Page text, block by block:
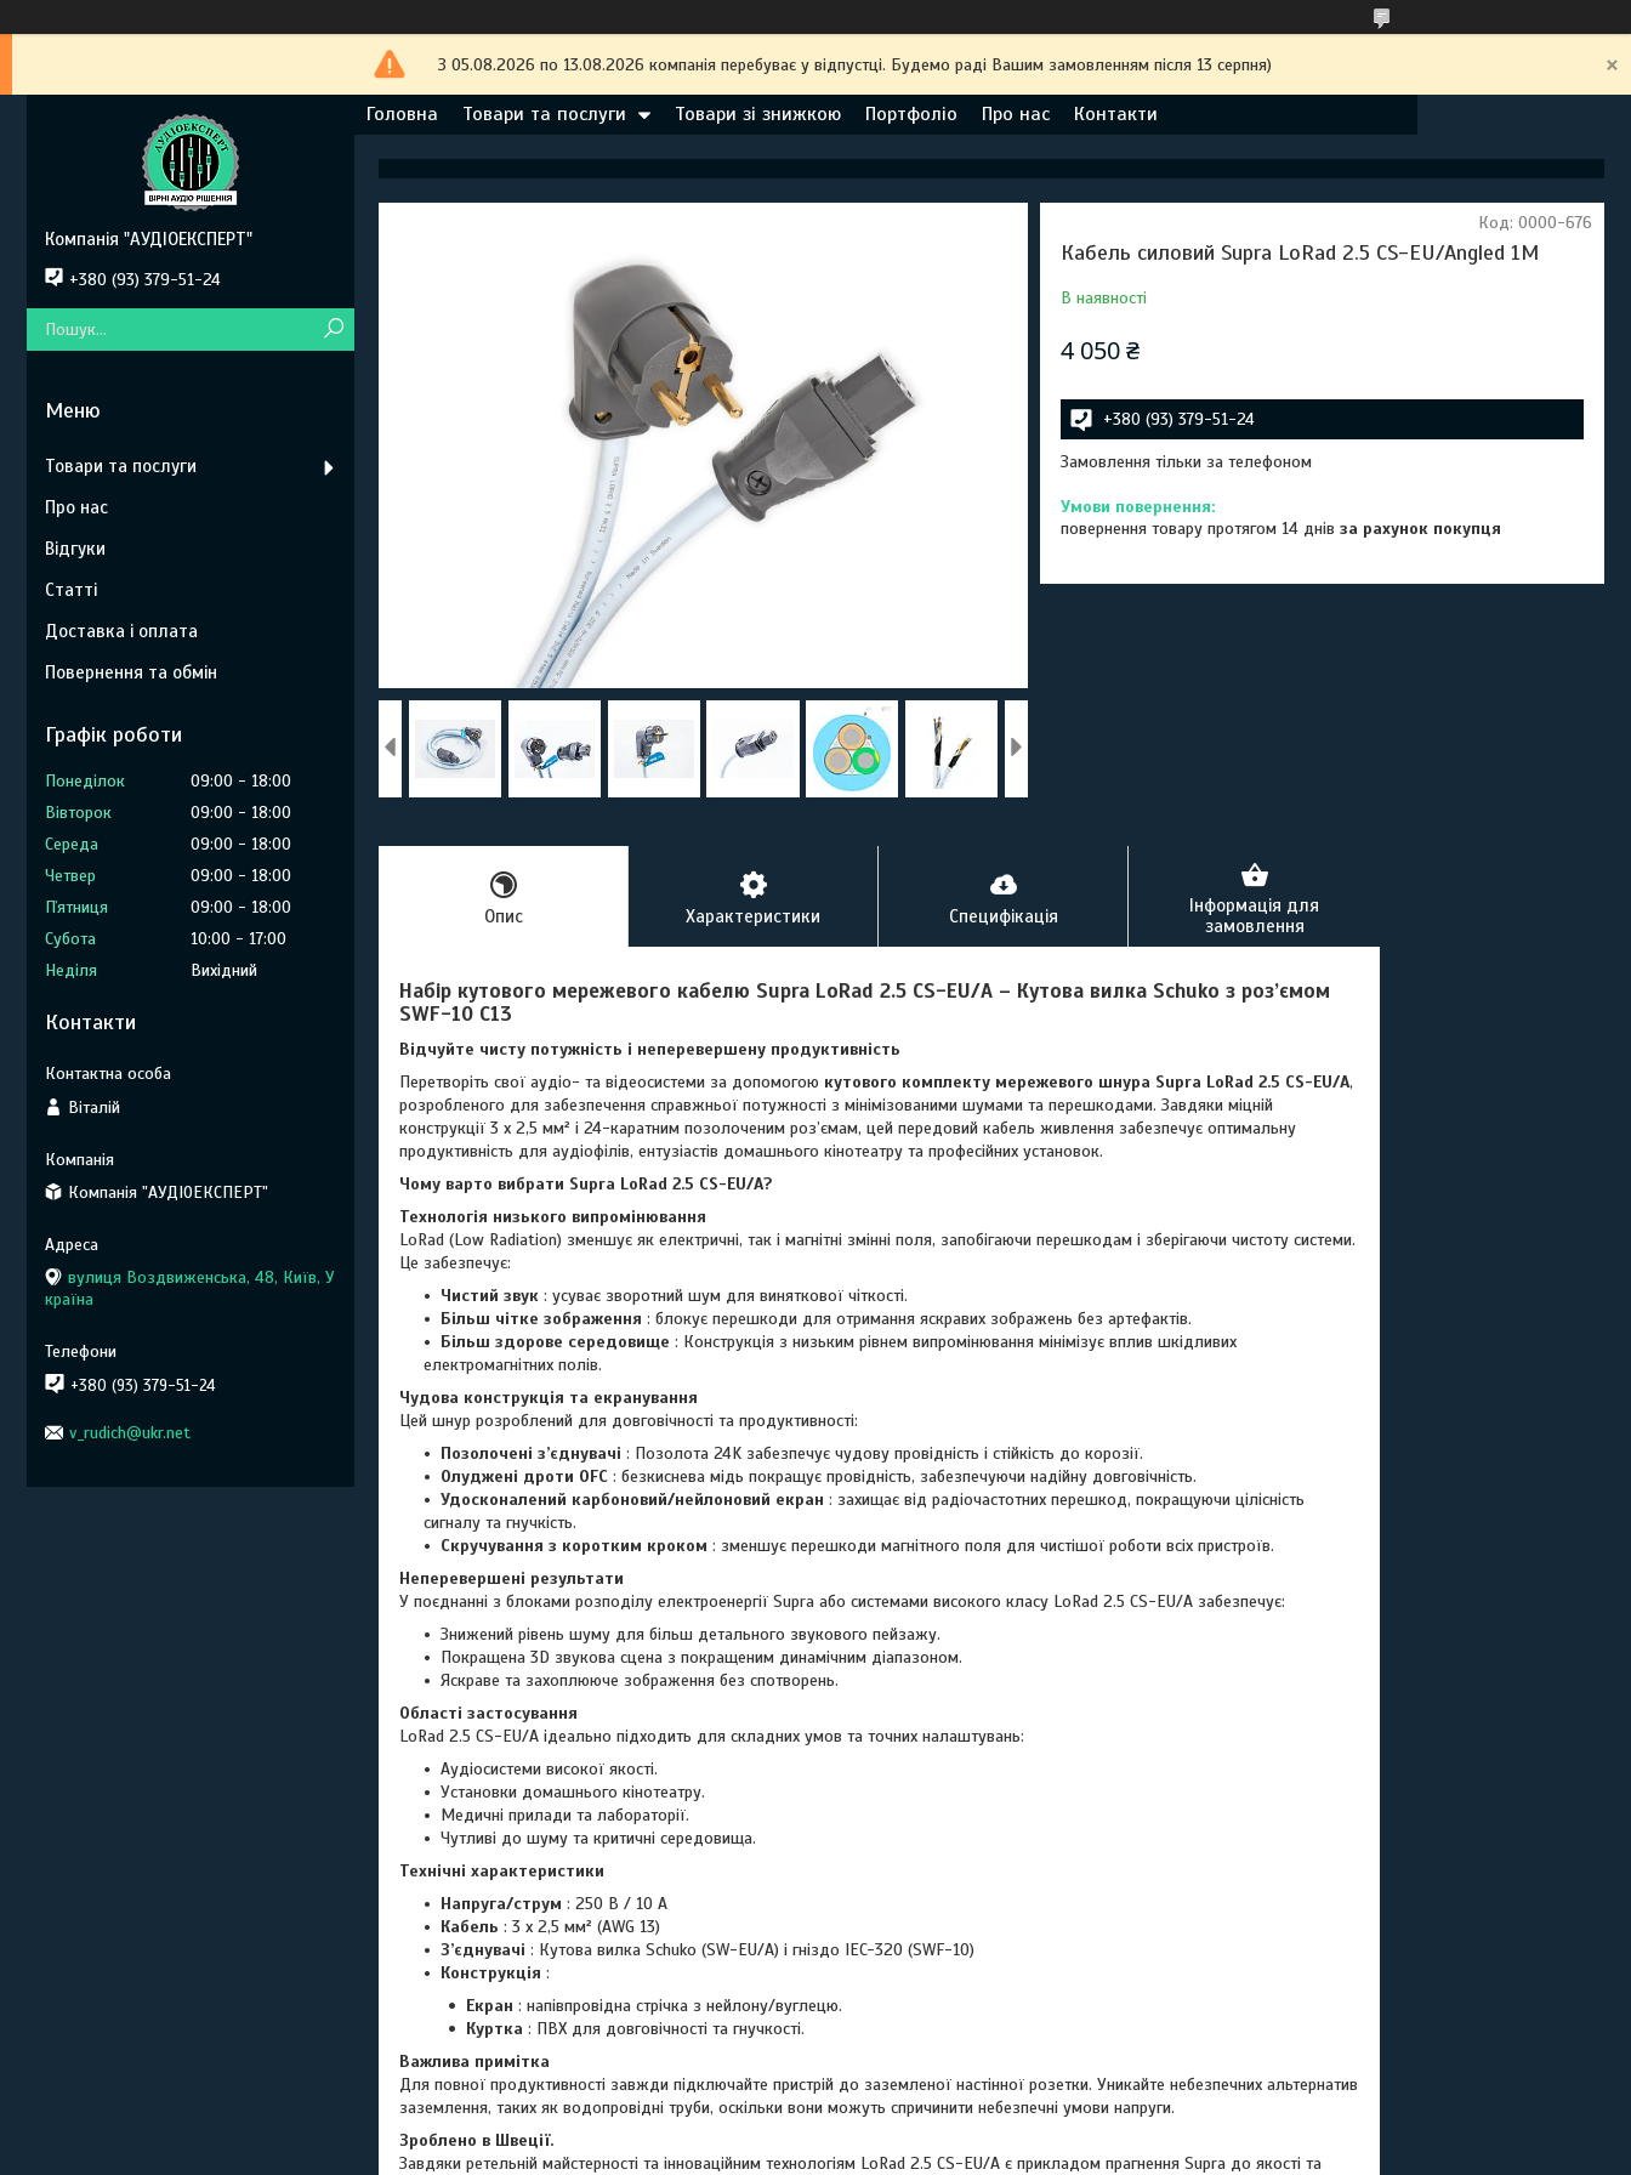
З 05.08.2026 по 13.08.2026 компанія перебуває у відпустці. Будемо раді Вашим замовленням після 13 серпня)
Головна Товари та послуги Товари зі знижкою Портфоліо Про нас Контакти
Кабель силовий Supra LoRad 2.5 CS-EU/Angled 1M
В наявності
Код: 0000-676
4 050 ₴
+380 (93) 379-51-24
Замовлення тільки за телефоном
повернення товару протягом 14 днівза рахунок покупця
Опис Характеристики Специфікація
Інформація для
замовлення
Набір кутового мережевого кабелю Supra LoRad 2.5 CS-EU/A – Кутова вилка Schuko з роз’ємом
SWF-10 C13
Відчуйте чисту потужність і неперевершену продуктивність
Перетворіть свої аудіо- та відеосистеми за допомогою кутового комплекту мережевого шнура Supra LoRad 2.5 CS-EU/A,
розробленого для забезпечення справжньої потужності з мінімізованими шумами та перешкодами. Завдяки міцній
конструкції 3 x 2,5 мм² і 24-каратним позолоченим роз’ємам, цей передовий кабель живлення забезпечує оптимальну
продуктивність для аудіофілів, ентузіастів домашнього кінотеатру та професійних установок.
Чому варто вибрати Supra LoRad 2.5 CS-EU/A?
Технологія низького випромінювання
LoRad (Low Radiation) зменшує як електричні, так і магнітні змінні поля, запобігаючи перешкодам і зберігаючи чистоту системи.
Це забезпечує:
Чистий звук : усуває зворотний шум для виняткової чіткості.
Більш чітке зображення : блокує перешкоди для отримання яскравих зображень без артефактів.
Більш здорове середовище : Конструкція з низьким рівнем випромінювання мінімізує вплив шкідливих
електромагнітних полів.
Чудова конструкція та екранування
Цей шнур розроблений для довговічності та продуктивності:
Позолочені з’єднувачі : Позолота 24K забезпечує чудову провідність і стійкість до корозії.
Олуджені дроти OFC : безкиснева мідь покращує провідність, забезпечуючи надійну довговічність.
Удосконалений карбоновий/нейлоновий екран : захищає від радіочастотних перешкод, покращуючи цілісність
сигналу та гнучкість.
Скручування з коротким кроком : зменшує перешкоди магнітного поля для чистішої роботи всіх пристроїв.
Неперевершені результати
У поєднанні з блоками розподілу електроенергії Supra або системами високого класу LoRad 2.5 CS-EU/A забезпечує:
Знижений рівень шуму для більш детального звукового пейзажу.
Покращена 3D звукова сцена з покращеним динамічним діапазоном.
Яскраве та захоплююче зображення без спотворень.
Області застосування
LoRad 2.5 CS-EU/A ідеально підходить для складних умов та точних налаштувань:
Аудіосистеми високої якості.
Установки домашнього кінотеатру.
Медичні прилади та лабораторії.
Чутливі до шуму та критичні середовища.
Технічні характеристики
Напруга/струм : 250 В / 10 А
Кабель : 3 x 2,5 мм² (AWG 13)
З’єднувачі : Кутова вилка Schuko (SW-EU/A) і гніздо IEC-320 (SWF-10)
Конструкція :
Екран : напівпровідна стрічка з нейлону/вуглецю.
Куртка : ПВХ для довговічності та гнучкості.
Важлива примітка
Для повної продуктивності завжди підключайте пристрій до заземленої настінної розетки. Уникайте небезпечних альтернатив
заземлення, таких як водопровідні труби, оскільки вони можуть спричинити небезпечні умови напруги.
Зроблено в Швеції.
Завдяки ретельній майстерності та інноваційним технологіям LoRad 2.5 CS-EU/A є прикладом прагнення Supra до якості та
Компанія "АУДІОЕКСПЕРТ"
+380 (93) 379-51-24
Товари та послуги
Про нас
Відгуки
Статті
Доставка і оплата
Повернення та обмін
Графік роботи
Понеділок 09:00
18:00
Вівторок
09:00
18:00
Середа
09:00
18:00
Четвер
09:00
18:00
Пʼятниця
09:00
18:00
Субота
10:00
17:00
Неділя
Вихідний
Контакти
Віталій
Компанія "АУДІОЕКСПЕРТ"
вулиця Воздвиженська, 48, Київ, У
країна
+380 (93) 379-51-24
v_rudich@ukr.net